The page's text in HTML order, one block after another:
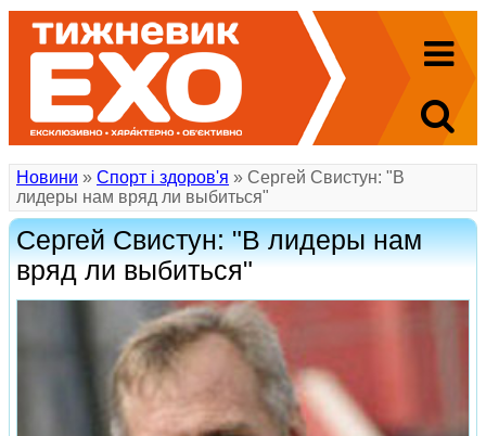
Новини » Спорт і здоров'я » Cергей Свистун: "В
лидеры нам вряд ли выбиться"
Cергей Свистун: "В лидеры нам
вряд ли выбиться"